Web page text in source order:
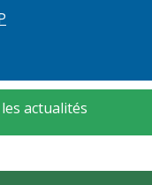
actualités